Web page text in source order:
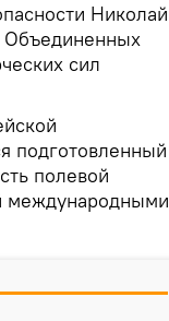
Николай
Объединенных
сил
подготовленный
полевой
международными